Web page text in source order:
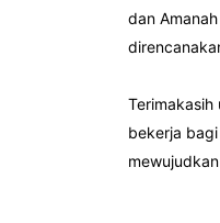
dan
Terimakasih
bekerja